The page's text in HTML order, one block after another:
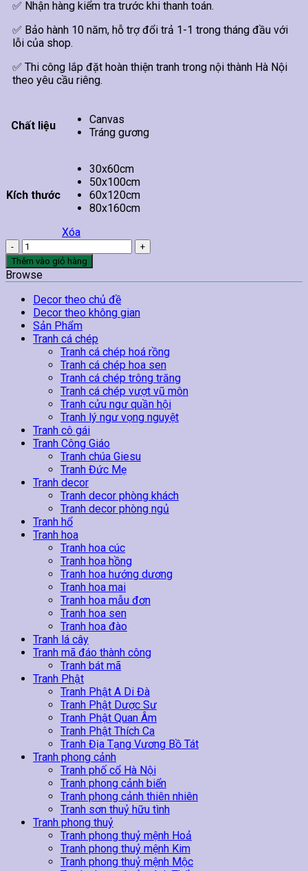
✅ Nhận hàng kiểm tra trước khi thanh toán.
✅ Bảo hành 10 năm, hỗ trợ đổi trả 1-1 trong tháng đầu với
lỗi của shop.
✅ Thi công lắp đặt hoàn thiện tranh trong nội thành Hà Nội
theo yêu cầu riêng.
Chất liệu
Canvas
Tráng gương
Kích thước
30x60cm
50x100cm
60x120cm
80x160cm
Xóa
Tranh
Sơn
Thuỷ
Hữu
Tình
TT23
số
lượng
Thêm vào giỏ hàng
Browse
Decor theo chủ đề
Decor theo không gian
Sản Phẩm
Tranh cá chép
Tranh cá chép hoá rồng
Tranh cá chép hoa sen
Tranh cá chép trông trăng
Tranh cá chép vượt vũ môn
Tranh cửu ngư quần hội
Tranh lý ngư vọng nguyệt
Tranh cô gái
Tranh Công Giáo
Tranh chúa Giesu
Tranh Đức Mẹ
Tranh decor
Tranh decor phòng khách
Tranh decor phòng ngủ
Tranh hổ
Tranh hoa
Tranh hoa cúc
Tranh hoa hồng
Tranh hoa hướng dương
Tranh hoa mai
Tranh hoa mẫu đơn
Tranh hoa sen
Tranh hoa đào
Tranh lá cây
Tranh mã đáo thành công
Tranh bát mã
Tranh Phật
Tranh Phật A Di Đà
Tranh Phật Dược Sư
Tranh Phật Quan Âm
Tranh Phật Thích Ca
Tranh Địa Tạng Vương Bồ Tát
Tranh phong cảnh
Tranh phố cổ Hà Nội
Tranh phong cảnh biển
Tranh phong cảnh thiên nhiên
Tranh sơn thuỷ hữu tình
Tranh phong thuỷ
Tranh phong thuỷ mệnh Hoả
Tranh phong thuỷ mệnh Kim
Tranh phong thuỷ mệnh Mộc